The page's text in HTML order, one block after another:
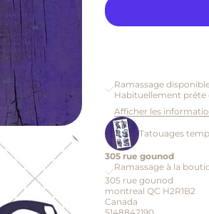
Ramassage
Habituellement prête
Afficher les
Tatouages
305 rue gounod
Ramassage à la
305 rue gounod
montreal QC H2R1B2
Canada